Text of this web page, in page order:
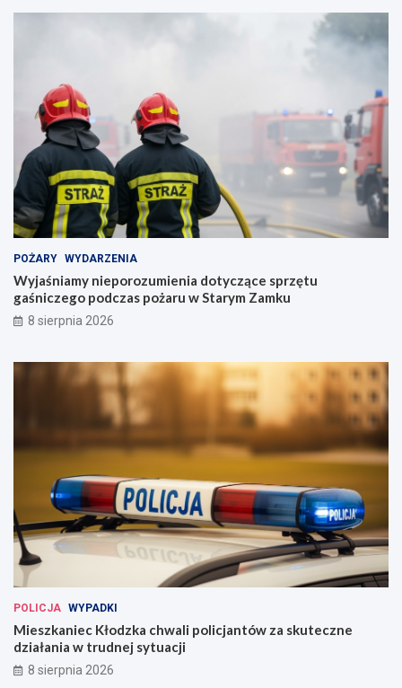
POŻARY WYDARZENIA
Wyjaśniamy nieporozumienia dotyczące sprzętu
gaśniczego podczas pożaru w Starym Zamku
8 sierpnia 2026
POLICJA WYPADKI
Mieszkaniec Kłodzka chwali policjantów za skuteczne
działania w trudnej sytuacji
8 sierpnia 2026